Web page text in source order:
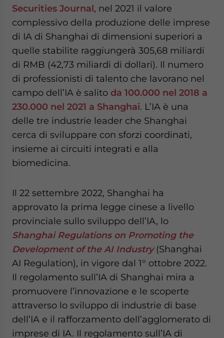
Securities Journal, nel 2021 il valore
complessivo della produzione delle imprese
di IA di Shanghai di dimensioni superiori a
quelle stabilite raggiungerà 305,68 miliardi
di RMB (42,73 miliardi di dollari). Il numero
di professionisti di talento che lavorano nel
campo dell’IA è salito da 100.000 nel 2018 a
230.000 nel 2021 a Shanghai. L’IA è una
delle tre industrie leader che Shanghai
cerca di sviluppare con sforzi coordinati,
insieme ai circuiti integrati e alla
biomedicina.
Il 22 settembre 2022, Shanghai ha
approvato la prima legge cinese a livello
provinciale sullo sviluppo dell’IA, lo
Shanghai Regulations on Promoting the
Development of the AI Industry(Shanghai
AI Regulation), in vigore dal 1° ottobre 2022.
Il regolamento sull’IA di Shanghai mira a
promuovere l’innovazione e le scoperte
attraverso lo sviluppo di industrie di base
dell’IA e il rafforzamento dell’agglomerato di
imprese di IA. Il regolamento sull’IA di